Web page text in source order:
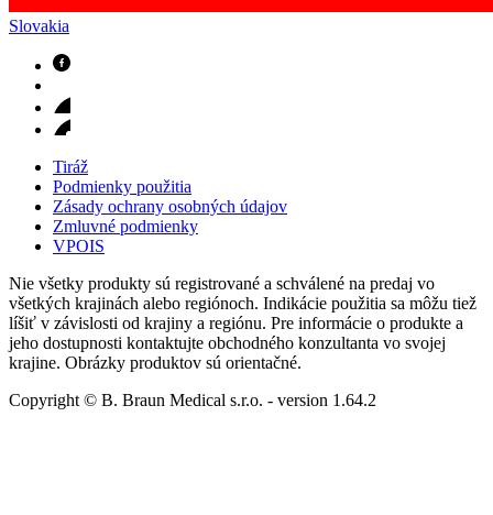
Slovakia
Tiráž
Podmienky použitia
Zásady ochrany osobných údajov
Zmluvné podmienky
VPOIS
Nie všetky produkty sú registrované a schválené na predaj vo
všetkých krajinách alebo regiónoch. Indikácie použitia sa môžu tiež
líšiť v závislosti od krajiny a regiónu. Pre informácie o produkte a
jeho dostupnosti kontaktujte obchodného konzultanta vo svojej
krajine. Obrázky produktov sú orientačné.
Copyright © B. Braun Medical s.r.o. - version 1.64.2